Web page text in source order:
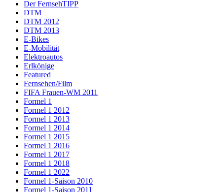
Der FernsehTIPP
DTM
DTM 2012
DTM 2013
E-Bikes
E-Mobilität
Elektroautos
Erlkönige
Featured
Fernsehen/Film
FIFA Frauen-WM 2011
Formel 1
Formel 1 2012
Formel 1 2013
Formel 1 2014
Formel 1 2015
Formel 1 2016
Formel 1 2017
Formel 1 2018
Formel 1 2022
Formel 1-Saison 2010
Formel 1-Saison 2011